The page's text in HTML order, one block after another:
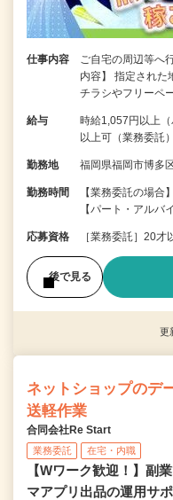
仕事内容
ご自宅の周辺等へ
内容】 指定された
チラシやフリーペ
給与
時給1,057円以上
以上可（業務委託）
勤務地 福岡県福岡市博多
勤務時間
【業務委託の場合
【パート・アル
応募資格 ［業務委託］20才
後で見る
更
ネットショップのデ
送軽作業
合同会社Re Start
業務委託 在宅・内職
【Wワーク歓迎！】副
マアプリ出品の運用サ